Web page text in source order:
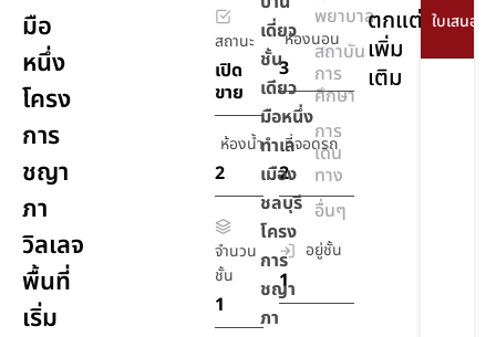
มือ
หนึ่ง
โครง
การ
ชญา
ภา
วิลเลจ
พื้นที่
เริ่ม
สถานะ
เปิด
ขาย
ห้องนอน
3
ห้องน้ำ
2
ที่จอดรถ
2
จำนวน
ชั้น
1
อยู่ชั้น
1
เดี่ยว
ชั้น
เดียว
มือหนึ่ง
ทำเล
เมือง
ชลบุรี
โครง
การ
ชญา
ภา
พยาบาล
สถาบัน
การ
ศึกษา
การ
เดิน
ทาง
อื่นๆ
ตกแต่ง
เพิ่ม
เติม